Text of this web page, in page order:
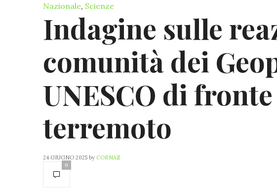
Nazionale, Scienze
Indagine sulle
comunità dei
UNESCO di
terremoto
24 GIUGNO 2025 by CORNAZ
0